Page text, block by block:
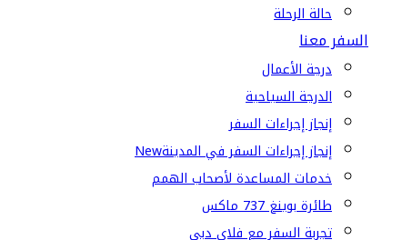
حالة الرحلة
السفر معنا
درجة الأعمال
الدرجة السياحية
إنجاز إجراءات السفر
إنجاز إجراءات السفر في المدينةNew
خدمات المساعدة لأصحاب الهمم
طائرة بوينغ 737 ماكس
تجربة السفر مع فلاي دبي